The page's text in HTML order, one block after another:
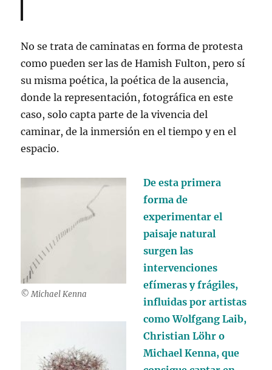
No se trata de caminatas en forma de protesta
como pueden ser las de Hamish Fulton, pero sí
su misma poética, la poética de la ausencia,
donde la representación, fotográfica en este
caso, solo capta parte de la vivencia del
caminar, de la inmersión en el tiempo y en el
espacio.
© Michael Kenna
De esta primera
forma de
experimentar el
paisaje natural
surgen las
intervenciones
efímeras y frágiles,
influidas por artistas
como Wolfgang Laib,
Christian Löhr o
Michael Kenna, que